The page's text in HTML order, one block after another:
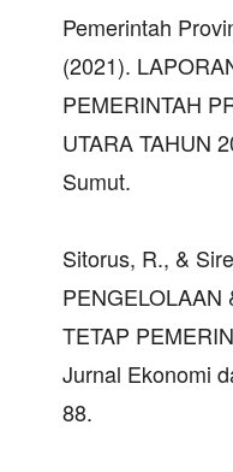
Pemerintah
(2021).
PEMERINTAH
UTARA TAHUN
Sumut.
Sitorus, R., &
PENGELOLAAN
TETAP
Jurnal Ekonomi
88.